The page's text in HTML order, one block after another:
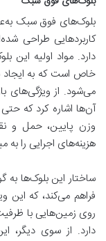
بلوک‌های فوق سبک
کاربردهایی طراحی
دارد. مواد اولیه این
خاص است که به ایجاد
می‌شود. از ویژگی‌های
وزن پایین، حمل و
هزینه‌های اجرایی را
ساختار این بلوک‌ها
فراهم می‌کند، که این
روی زمین‌هایی با
دارد. از سوی دیگر،